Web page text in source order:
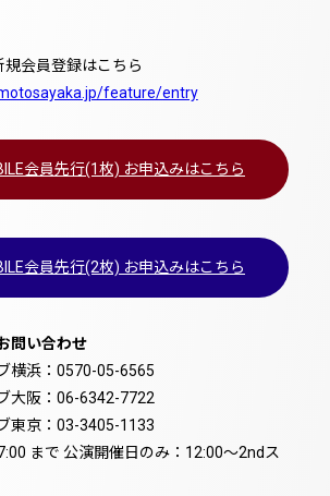
会員登録はこちら
feature/entry
会員先行(1枚) お申込みはこちら
会員先行(2枚) お申込みはこちら
問い合わせ
横浜：0570-05-6565
大阪：06-6342-7722
東京：03-3405-1133
まで 公演開催日のみ：12:00～2ndス